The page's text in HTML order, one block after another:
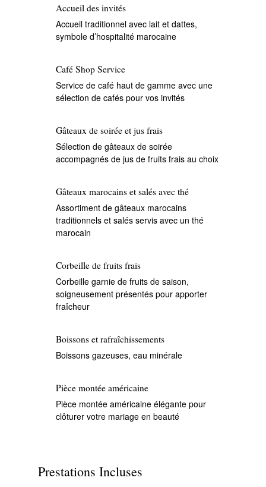
Accueil des invités
Accueil traditionnel avec lait et dattes,
symbole d’hospitalité marocaine
Café Shop Service
Service de café haut de gamme avec une
sélection de cafés pour vos invités
Gâteaux de soirée et jus frais
Sélection de gâteaux de soirée
accompagnés de jus de fruits frais au choix
Gâteaux marocains et salés avec thé
Assortiment de gâteaux marocains
traditionnels et salés servis avec un thé
marocain
Corbeille de fruits frais
Corbeille garnie de fruits de saison,
soigneusement présentés pour apporter
fraîcheur
Boissons et rafraîchissements
Boissons gazeuses, eau minérale
Pièce montée américaine
Pièce montée américaine élégante pour
clôturer votre mariage en beauté
Prestations Incluses